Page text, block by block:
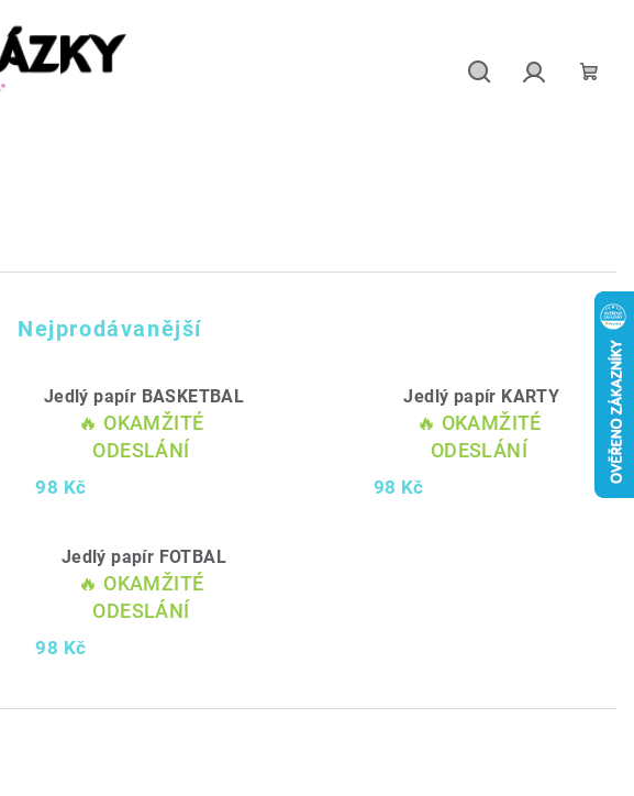
Nejprodávanější
Jedlý papír BASKETBAL
🔥 OKAMŽITÉ
ODESLÁNÍ
98 Kč
Jedlý papír KARTY
🔥 OKAMŽITÉ
ODESLÁNÍ
98 Kč
Jedlý papír FOTBAL
🔥 OKAMŽITÉ
ODESLÁNÍ
98 Kč